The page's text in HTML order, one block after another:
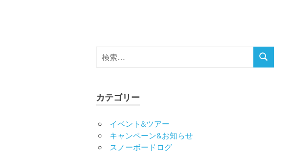
検
索
検
索
カテゴリー
イベント&ツアー
キャンペーン&お知らせ
スノーボードログ